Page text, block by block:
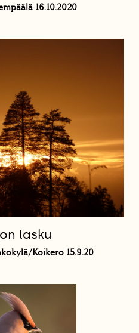
16.10.2020
lasku
Koikero 15.9.20